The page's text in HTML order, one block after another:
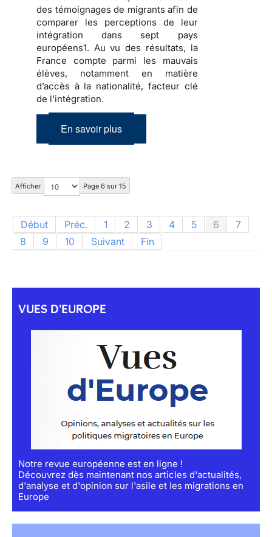
des témoignages de migrants afin de
comparer les perceptions de leur
intégration dans sept pays
européens1. Au vu des résultats, la
France compte parmi les mauvais
élèves, notamment en matière
d’accès à la nationalité, facteur clé
de l’intégration.
En savoir plus
Afficher Page 6 sur 15
Début Préc. 1 2 3 4 5 6
7
8
9 10 Suivant Fin
VUES D'EUROPE
Notre revue européenne est en ligne !
Découvrez dès maintenant nos articles d'actualités,
d'analyse et d'opinion sur l'asile et les migrations en
Europe